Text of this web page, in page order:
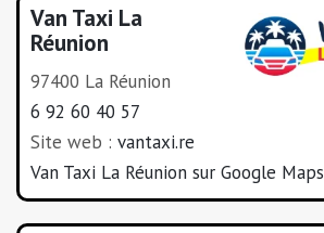
Van Taxi La
Réunion
97400 La Réunion
6 92 60 40 57
Site web : vantaxi.re
Van Taxi La Réunion sur Google Maps